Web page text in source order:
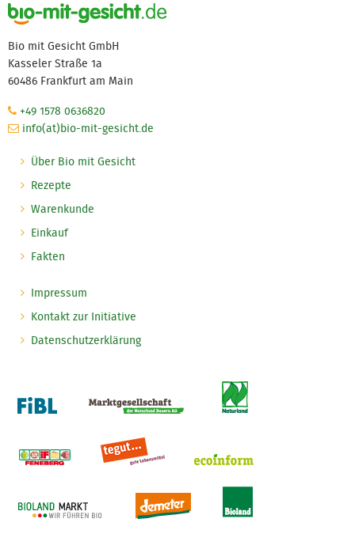
Bio mit Gesicht GmbH
Kasseler Straße 1a
60486 Frankfurt am Main
+49 1578 0636820
info(at)bio-mit-gesicht.de
Über Bio mit Gesicht
Rezepte
Warenkunde
Einkauf
Fakten
Impressum
Kontakt zur Initiative
Datenschutzerklärung